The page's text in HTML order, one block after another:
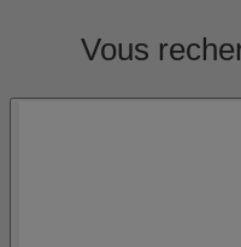
Vous